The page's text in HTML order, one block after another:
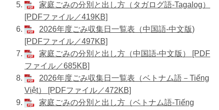
家庭ごみの分別と出し方（タガログ語-Tagalog）
[PDFファイル／419KB]
2026年度ごみ収集日一覧表（中国語-中文版)
[PDFファイル／497KB]
家庭ごみの分別と出し方（中国語-中文版） [PDF
ファイル／685KB]
2026年度ごみ収集日一覧表（ベトナム語－Tiếng
Việt） [PDFファイル／472KB]
家庭ごみの分別と出し方（ベトナム語-Tiếng